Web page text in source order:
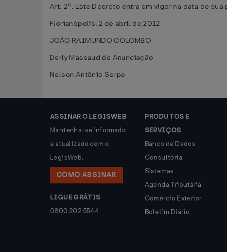
Art. 2º. Este Decreto entra em vigor na data de sua
Florianópolis, 2 de abril de 2012
JOÃO RAIMUNDO COLOMBO
Derly Massaud de Anunciação
Nelson Antônio Serpa
ASSINAR O LEGISWEB
Mantenha-se informado
e atualizado com o
LegisWeb.
COMO ASSINAR
LIGUE GRÁTIS
0800 202 5544
PRODUTOS E
SERVIÇOS
Banco de Dados
Consultoria
Sistemas
Agenda Tributária
Comércio Exterior
Boletim Diário